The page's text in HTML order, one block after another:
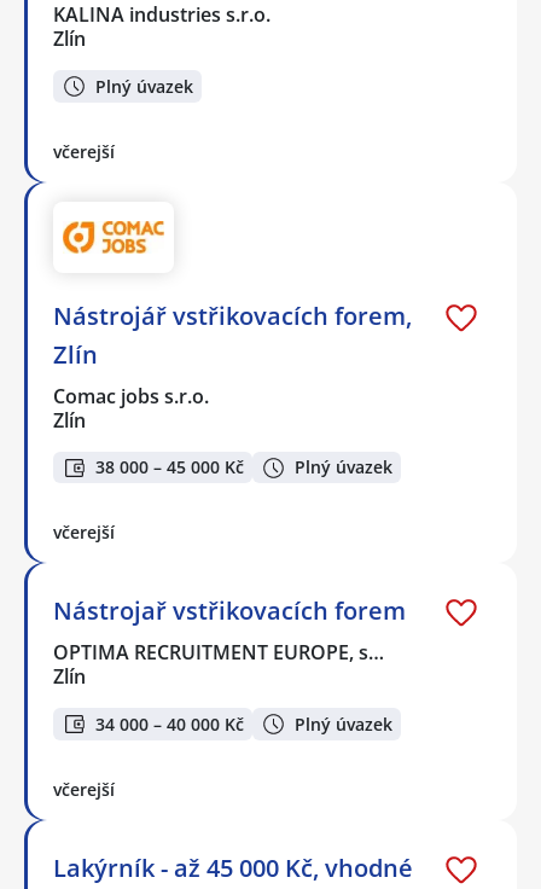
KALINA industries s.r.o.
Zlín
Plný úvazek
včerejší
Nástrojář vstřikovacích forem,
Zlín
Comac jobs s.r.o.
Zlín
38 000 – 45 000 Kč Plný úvazek
včerejší
Nástrojař vstřikovacích forem
OPTIMA RECRUITMENT EUROPE, s…
Zlín
34 000 – 40 000 Kč Plný úvazek
včerejší
Lakýrník - až 45 000 Kč, vhodné